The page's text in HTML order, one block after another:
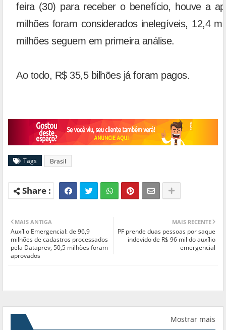
feira (30) para receber o benefício, houve a
milhões foram considerados inelegíveis, 12,4
milhões seguem em primeira análise.
Ao todo, R$ 35,5 bilhões já foram pagos.
Tags Brasil
MAIS RECENTE
PF prende duas pessoas por saque
indevido de R$ 96 mil do auxílio
emergencial
MAIS ANTIGA
Auxílio Emergencial: de 96,9
milhões de cadastros processados
pela Dataprev, 50,5 milhões foram
aprovados
Mostrar mais